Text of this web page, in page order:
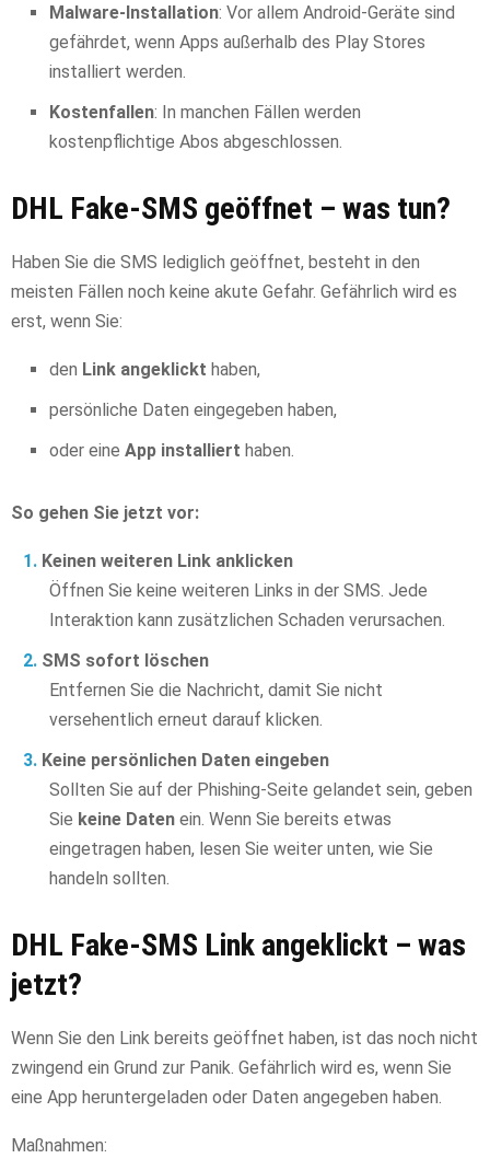
Malware-Installation: Vor allem Android-Geräte sind
gefährdet, wenn Apps außerhalb des Play Stores
installiert werden.
Kostenfallen: In manchen Fällen werden
kostenpflichtige Abos abgeschlossen.
DHL Fake-SMS geöffnet – was tun?
Haben Sie die SMS lediglich geöffnet, besteht in den
meisten Fällen noch keine akute Gefahr. Gefährlich wird es
erst, wenn Sie:
den Link angeklickt haben,
persönliche Daten eingegeben haben,
oder eine App installiert haben.
So gehen Sie jetzt vor:
Keinen weiteren Link anklicken
Öffnen Sie keine weiteren Links in der SMS. Jede
Interaktion kann zusätzlichen Schaden verursachen.
SMS sofort löschen
Entfernen Sie die Nachricht, damit Sie nicht
versehentlich erneut darauf klicken.
Keine persönlichen Daten eingeben
Sollten Sie auf der Phishing-Seite gelandet sein, geben
Sie keine Daten ein. Wenn Sie bereits etwas
eingetragen haben, lesen Sie weiter unten, wie Sie
handeln sollten.
DHL Fake-SMS Link angeklickt – was
jetzt?
Wenn Sie den Link bereits geöffnet haben, ist das noch nicht
zwingend ein Grund zur Panik. Gefährlich wird es, wenn Sie
eine App heruntergeladen oder Daten angegeben haben.
Maßnahmen: